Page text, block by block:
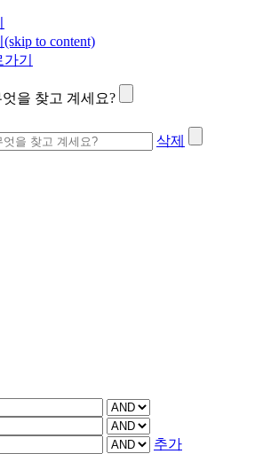
to content)
기
엇을 찾고 계세요?
삭제
추가